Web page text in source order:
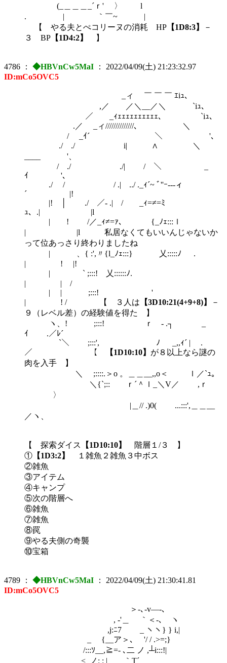
(_＿＿＿_´ｒ' 〉 l
. | ｀￣~ |
【 やる夫とぺコリーヌの消耗 HP 【1D8:3】
－
３ BP 【1D4:2】 】
4786 ： ◆HBVnCw5MaI ： 2022/04/09(土) 21:23:32.97
ID:mCo5OVC5
_ィ ￣ ￣ ￣ ｴiｭ、
,／ ／＼__／＼ `iｭ、
／ _ｨｪｪｪｪｪｪｪｪｪｪ、 `iｭ、
.／ _ィ//////////////､ ＼
/ _ｲ´￣￣￣￣￣￣￣￣＼ '、
./ ./ i| ∧ ＼
____ '、
/ ./ ./| / ＼ _
ｲ '、
./ / / .| ../ ._ｨ´~ ﾞ''ｰ---ィ
´ |!
|! │ ./ ／- .| / _ｨ=≠=ﾐ
ｭ、.| |l
| ! /／_ｨ≠=ｧ、 {_ﾉｪ:::ｌ ゞ
| |l 私居なくてもいいんじゃないか
って位あっさり終わりましたね
| ゝ、{ :',〃{l_ﾉｪ:::} 乂:::::ﾉ .
| ! |!
| ` ;:::! 乂::::::ﾉ.
| | /
| | ;:::! '
| ! / 【 ３人は 【3D10:21(4+9+8)】
－
９（レベル差）の経験値を得た 】
ヽ、! ;:::! ｒ - .┐ _
ｲ .／ﾚ´
`＼ ;:::', ﾉ _,,ｨ´ | .
／ 【
【1D10:10】 が８以上なら謎の
肉を入手 】
＼ ;::::.＞o 。＿＿__,,o＜ ｌ／`ｭ。
＼{`;:: ｒ´＾ｌ_＼V／ ,ｒ
〉
|＿// .)0( ...:::',＿＿__
／ヽ、
【 探索ダイス 【1D10:10】
階層１/３ 】
① 【1D3:2】
１雑魚２雑魚３中ボス
②雑魚
③アイテム
④キャンプ
⑤次の階層へ
⑥雑魚
⑦雑魚
⑧罠
⑨やる夫側の奇襲
⑩宝箱
4789 ： ◆HBVnCw5MaI ： 2022/04/09(土) 21:30:41.81
ID:mCo5OVC5
＞-､-v―-､
, -'＿ ｀＜-､ ヽ
,j:ﾆ7 ￣_ ヽヽ} } i,|
_ {__ア＞､ ゝ'/ / .>=;}
/:::ｿ__,≧=- ､二 ノ ,┴i:::!|
<_ノ: : | ｀T´